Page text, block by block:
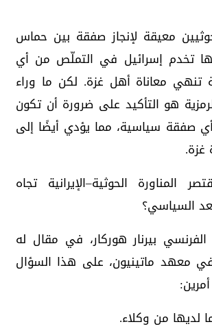
معيقة لإنجاز صفقة بين حماس
تخدم إسرائيل في التملّص من أي
تنهي معاناة أهل غزة. لكن ما وراء
هو التأكيد على ضرورة أن تكون
صفقة سياسية، مما يؤدي أيضًا إلى
غزة.
المناورة الحوثية–الإيرانية تجاه
السياسي؟
بيرنار هوركار، في مقال له
عام 2024 في معهد ماتينيون، على هذا السؤال
لديها من وكلاء.